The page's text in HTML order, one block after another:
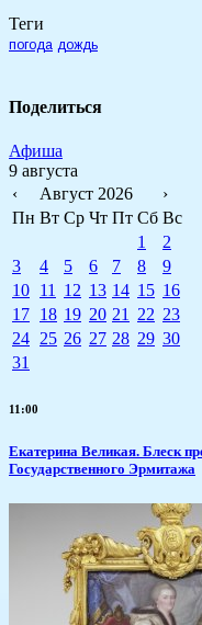
Теги
погода дождь
Поделиться
Афиша
9 августа
‹
Август 2026
›
Пн Вт Ср Чт Пт Сб Вс
1
2
3
4 5 6 7 8
9
10 11 12 13 14 15 16
17 18 19 20 21 22 23
24 25 26 27 28 29 30
31
11:00
Екатерина Великая. Блеск
Государственного Эрмитажа